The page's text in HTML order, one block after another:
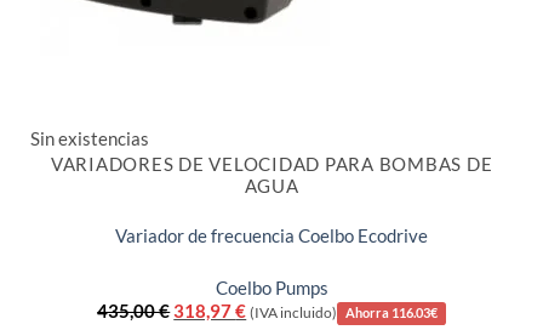
Sin existencias
VARIADORES DE VELOCIDAD PARA BOMBAS DE
AGUA
Variador de frecuencia Coelbo Ecodrive
Coelbo Pumps
435,00€El
318,97€El
(IVA incluido) Ahorra 116.03€